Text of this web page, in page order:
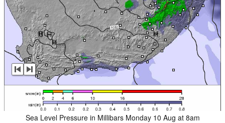
Sea Level Pressure in Millibars Monday 10 Aug at 8am